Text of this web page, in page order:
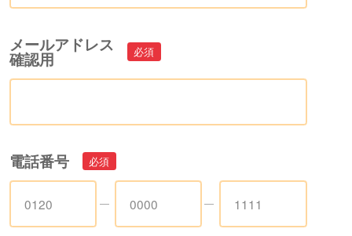
メールアドレス
確認用
電話番号